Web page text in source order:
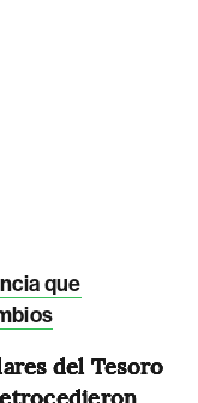
que
del Tesoro